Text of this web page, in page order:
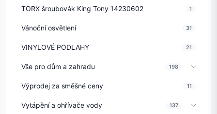
TORX šroubovák King Tony 14230602 1
Vánoční osvětlení 31
VINYLOVÉ PODLAHY 21
Vše pro dům a zahradu 198
Výprodej za směšné ceny 11
Vytápění a ohřívače vody 137